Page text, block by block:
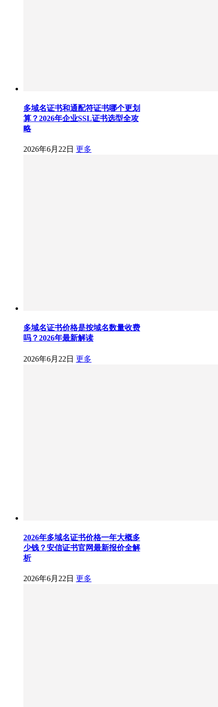
多域名证书和通配符证书哪个更划
算？2026年企业SSL证书选型全攻
略
2026年6月22日 更多
多域名证书价格是按域名数量收费
吗？2026年最新解读
2026年6月22日 更多
2026年多域名证书价格一年大概多
少钱？安信证书官网最新报价全解
析
2026年6月22日 更多